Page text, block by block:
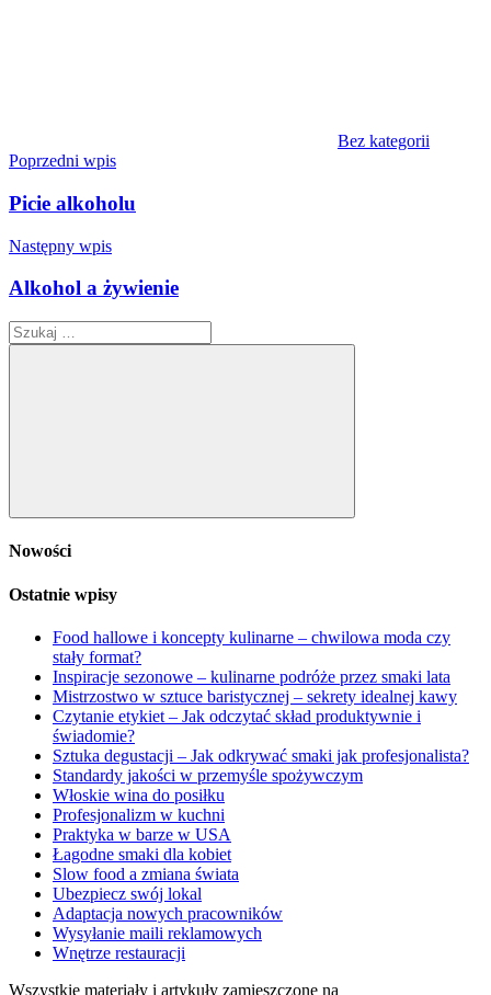
Bez kategorii
Nawigacja
wpisu
Poprzedni wpis
Picie alkoholu
Następny wpis
Alkohol a żywienie
Szukaj:
Szukaj
Nowości
Ostatnie wpisy
Food hallowe i koncepty kulinarne – chwilowa moda czy
stały format?
Inspiracje sezonowe – kulinarne podróże przez smaki lata
Mistrzostwo w sztuce baristycznej – sekrety idealnej kawy
Czytanie etykiet – Jak odczytać skład produktywnie i
świadomie?
Sztuka degustacji – Jak odkrywać smaki jak profesjonalista?
Standardy jakości w przemyśle spożywczym
Włoskie wina do posiłku
Profesjonalizm w kuchni
Praktyka w barze w USA
Łagodne smaki dla kobiet
Slow food a zmiana świata
Ubezpiecz swój lokal
Adaptacja nowych pracowników
Wysyłanie maili reklamowych
Wnętrze restauracji
Wszystkie materiały i artykuły zamieszczone na